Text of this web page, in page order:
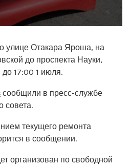
улице Отакара Яроша, на
до проспекта Науки,
до 17:00 1 июля.
сообщили в пресс-службе
совета.
текущего ремонта
в сообщении.
организован по свободной